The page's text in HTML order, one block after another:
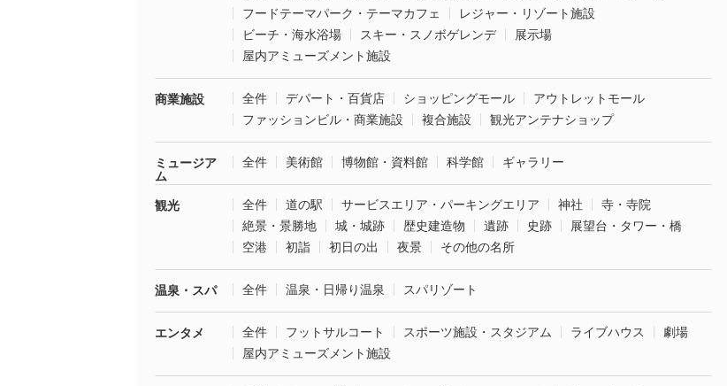
フードテーマパーク・テーマカフェ
レジャー・リゾート施設
ビーチ・海水浴場
スキー・スノボゲレンデ
展示場
屋内アミューズメント施設
商業施設 全件 デパート・百貨店 ショッピングモール
アウトレットモール
ファッションビル・商業施設
複合施設 観光アンテナショップ
ミュージア
ム
全件 美術館 博物館・資料館 科学館 ギャラリー
観光 全件 道の駅 サービスエリア・パーキングエリア 神社
寺・寺院
絶景・景勝地
城・城跡 歴史建造物 遺跡 史跡
展望台・タワー・橋
空港
初詣 初日の出 夜景 その他の名所
温泉・スパ 全件 温泉・日帰り温泉 スパリゾート
エンタメ 全件 フットサルコート スポーツ施設・スタジアム ライブハウス
劇場
屋内アミューズメント施設